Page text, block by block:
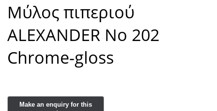
Μύλος πιπεριού
ALEXANDER Νο 202
Chrome-gloss